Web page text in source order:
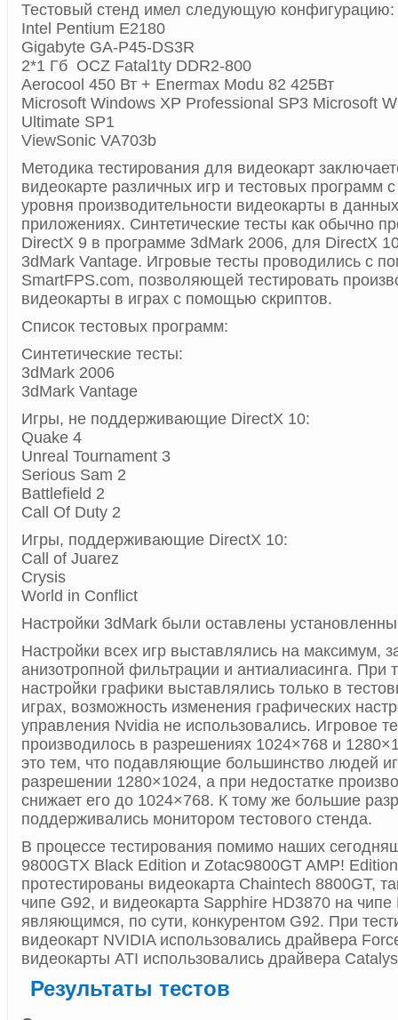
Тестовый стенд имел следующую конфигурацию:
Intel Pentium E2180
Gigabyte GA-P45-DS3R
2*1 Гб OCZ Fatal1ty DDR2-800
Aerocool 450 Вт + Enermax Modu 82 425Вт
Microsoft Windows XP Professional SP3 Microsoft
Ultimate SP1
ViewSonic VA703b
Методика тестирования для видеокарт
видеокарте различных игр и тестовых программ
уровня производительности видеокарты в
приложениях. Синтетические тесты как обычно
DirectX 9 в программе 3dMark 2006, для DirectX
3dMark Vantage. Игровые тесты проводились с
SmartFPS.com, позволяющей тестировать
видеокарты в играх с помощью скриптов.
Список тестовых программ:
Синтетические тесты:
3dMark 2006
3dMark Vantage
Игры, не поддерживающие DirectX 10:
Quake 4
Unreal Tournament 3
Serious Sam 2
Battlefield 2
Call Of Duty 2
Игры, поддерживающие DirectX 10:
Call of Juarez
Crysis
World in Conflict
Настройки 3dMark были оставлены
Настройки всех игр выставлялись на максимум,
анизотропной фильтрации и антиалиасинга. При
настройки графики выставлялись только в
играх, возможность изменения графических
управления Nvidia не использовались. Игровое
производилось в разрешениях 1024×768 и
это тем, что подавляющие большинство людей
разрешении 1280×1024, а при недостатке
снижает его до 1024×768. К тому же большие
поддерживались монитором тестового стенда.
В процессе тестирования помимо наших
9800GTX Black Edition и Zotac9800GT AMP!
протестированы видеокарта Chaintech 8800GT,
чипе G92, и видеокарта Sapphire HD3870 на чипе
являющимся, по сути, конкурентом G92. При
видеокарт NVIDIA использовались драйвера
видеокарты ATI использовались драйвера
Результаты тестов